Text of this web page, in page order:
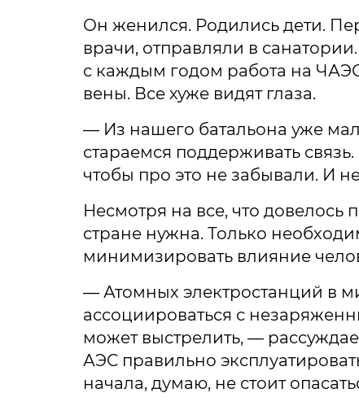
Он женился. Родились дети.
врачи, отправляли в
с каждым годом работа на ЧАЭС
вены. Все хуже видят глаза.
— Из нашего батальона уже
стараемся поддерживать
чтобы про это не забывали. И
Несмотря на все, что довелось
стране нужна. Только
минимизировать влияние
— Атомных электростанций в
ассоциироваться с
может выстрелить, —
АЭС правильно
начала, думаю, не стоит